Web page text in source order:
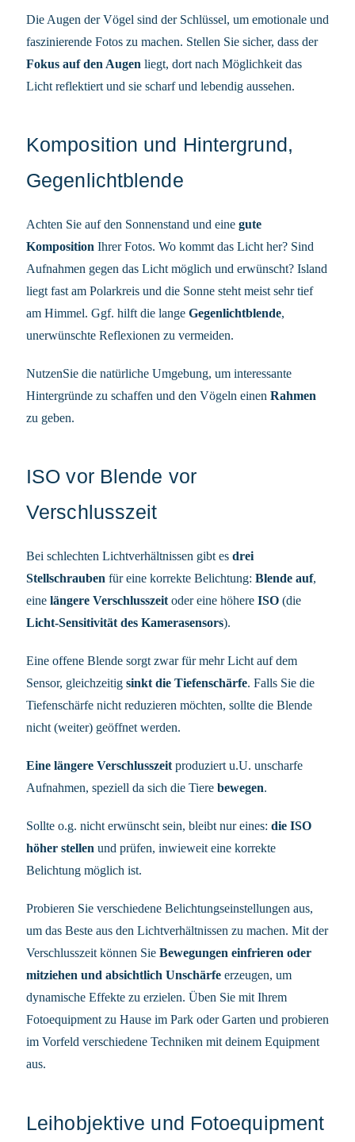
Die Augen der Vögel sind der Schlüssel, um emotionale und
faszinierende Fotos zu machen. Stellen Sie sicher, dass der
Fokus auf den Augen liegt, dort nach Möglichkeit das
Licht reflektiert und sie scharf und lebendig aussehen.
Komposition und Hintergrund,
Gegenlichtblende
Achten Sie auf den Sonnenstand und eine gute
Komposition Ihrer Fotos. Wo kommt das Licht her? Sind
Aufnahmen gegen das Licht möglich und erwünscht? Island
liegt fast am Polarkreis und die Sonne steht meist sehr tief
am Himmel. Ggf. hilft die lange Gegenlichtblende,
unerwünschte Reflexionen zu vermeiden.
NutzenSie die natürliche Umgebung, um interessante
Hintergründe zu schaffen und den Vögeln einen Rahmen
zu geben.
ISO vor Blende vor
Verschlusszeit
Bei schlechten Lichtverhältnissen gibt es drei
Stellschrauben für eine korrekte Belichtung: Blende auf,
eine längere Verschlusszeit oder eine höhere ISO (die
Licht-Sensitivität des Kamerasensors).
Eine offene Blende sorgt zwar für mehr Licht auf dem
Sensor, gleichzeitig sinkt die Tiefenschärfe. Falls Sie die
Tiefenschärfe nicht reduzieren möchten, sollte die Blende
nicht (weiter) geöffnet werden.
Eine längere Verschlusszeit produziert u.U. unscharfe
Aufnahmen, speziell da sich die Tiere bewegen.
Sollte o.g. nicht erwünscht sein, bleibt nur eines: die ISO
höher stellen und prüfen, inwieweit eine korrekte
Belichtung möglich ist.
Probieren Sie verschiedene Belichtungseinstellungen aus,
um das Beste aus den Lichtverhältnissen zu machen. Mit der
Verschlusszeit können Sie Bewegungen einfrieren oder
mitziehen und absichtlich Unschärfe erzeugen, um
dynamische Effekte zu erzielen. Üben Sie mit Ihrem
Fotoequipment zu Hause im Park oder Garten und probieren
im Vorfeld verschiedene Techniken mit deinem Equipment
aus.
Leihobjektive und Fotoequipment